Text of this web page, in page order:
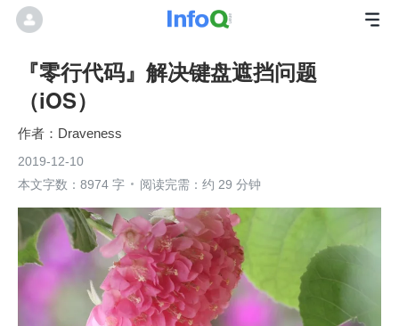
『零行代码』解决键盘遮挡问题
（iOS）
Draveness
2019-12-10
本文字数：8974 字
阅读完需：约 29 分钟